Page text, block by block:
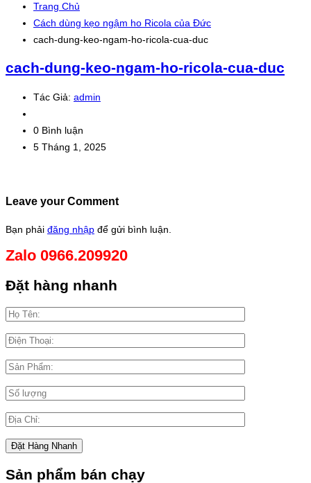
Trang Chủ
Cách dùng kẹo ngậm ho Ricola của Đức
cach-dung-keo-ngam-ho-ricola-cua-duc
cach-dung-keo-ngam-ho-ricola-cua-duc
Tác Giả: admin
0 Bình luận
5 Tháng 1, 2025
Leave your Comment
Bạn phải đăng nhập để gửi bình luận.
Zalo 0966.209920
Đặt hàng nhanh
Sản phẩm bán chạy